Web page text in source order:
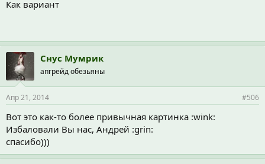
Как вариант
Снус Мумрик
апгрейд обезьяны
Апр 21, 2014 #506
Вот это как-то более привычная картинка :wink:
Избаловали Вы нас, Андрей :grin:
спасибо)))